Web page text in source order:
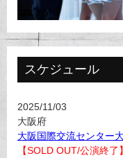
スケジュール
2025/11/03
大阪府
大阪国際交流センター
【SOLD OUT/公演終了】